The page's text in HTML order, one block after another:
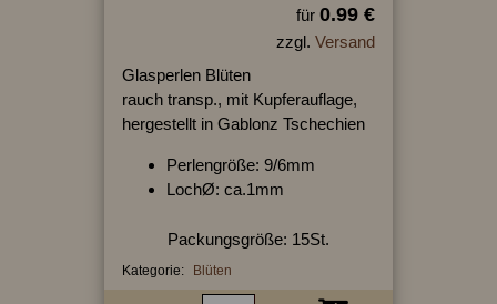
für 0.99 €
zzgl. Versand
Glasperlen Blüten
rauch transp., mit Kupferauflage,
hergestellt in Gablonz Tschechien
Perlengröße: 9/6mm
LochØ: ca.1mm
Packungsgröße: 15St.
Kategorie: Blüten